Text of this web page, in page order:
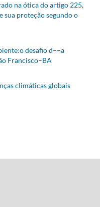
na ótica do artigo 225,
sua proteção segundo o
desafio d¬¬a
Francisco–BA
climáticas globais